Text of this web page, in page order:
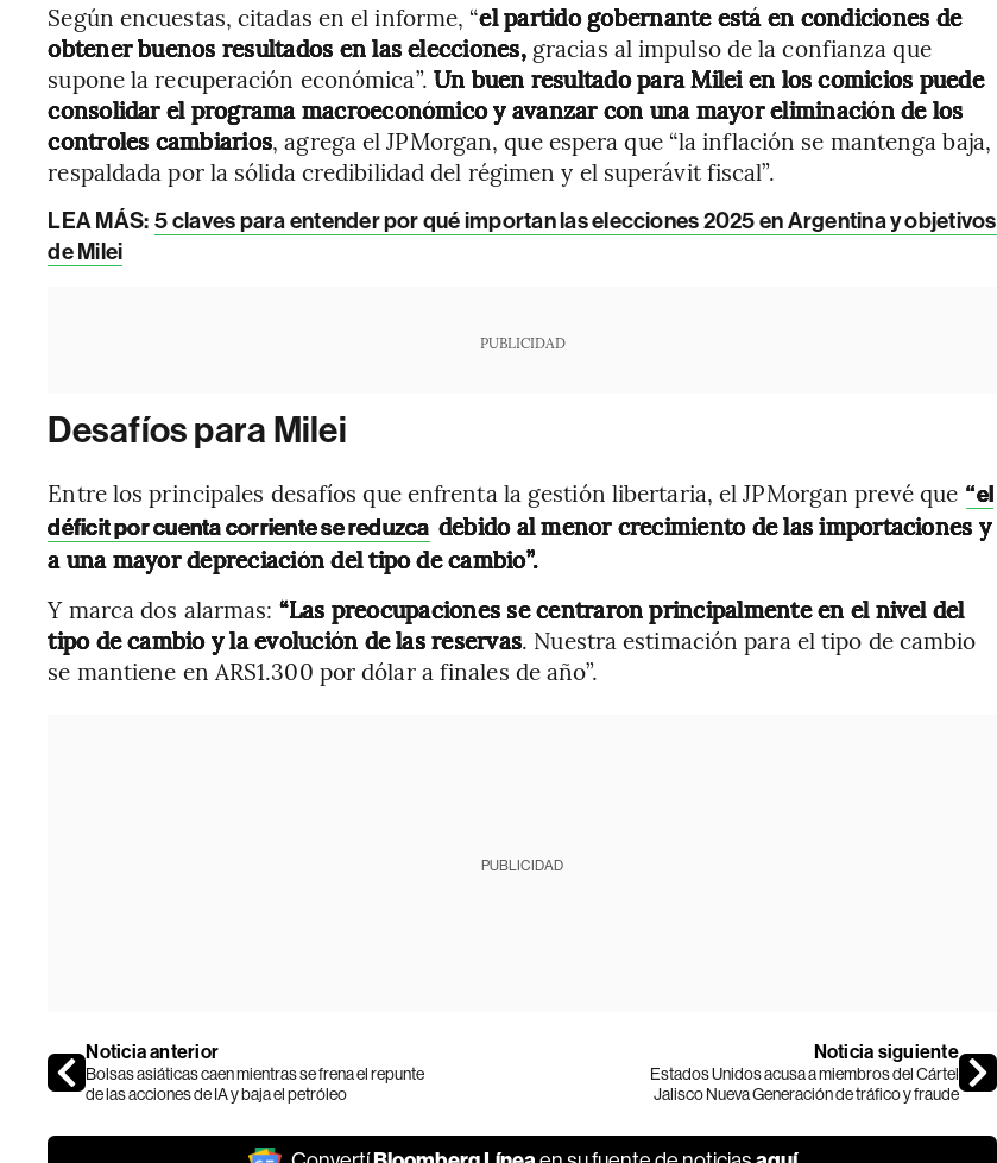
Según encuestas, citadas en el informe, “el partido gobernante está en condiciones de
obtener buenos resultados en las elecciones,gracias al impulso de la confianza que
supone la recuperación económica”. Un buen resultado para Milei en los comicios puede
consolidar el programa macroeconómico y avanzar con una mayor eliminación de los
controles cambiarios, agrega el JPMorgan, que espera que “la inflación se mantenga baja,
respaldada por la sólida credibilidad del régimen y el superávit fiscal”.
LEA MÁS: 5 claves para entender por qué importan las elecciones 2025 en Argentina y objetivos
de Milei
PUBLICIDAD
Desafíos para Milei
Entre los principales desafíos que enfrenta la gestión libertaria, el JPMorgan prevé que “el
déficit por cuenta corriente se reduzca debido al menor crecimiento de las importaciones y
a una mayor depreciación del tipo de cambio”.
Y marca dos alarmas: “Las preocupaciones se centraron principalmente en el nivel del
tipo de cambio y la evolución de las reservas. Nuestra estimación para el tipo de cambio
se mantiene en ARS1.300 por dólar a finales de año”.
PUBLICIDAD
Noticia anterior
Bolsas asiáticas caen mientras se frena el repunte
de las acciones de IA y baja el petróleo
Noticia siguiente
Estados Unidos acusa a miembros del Cártel
Jalisco Nueva Generación de tráfico y fraude